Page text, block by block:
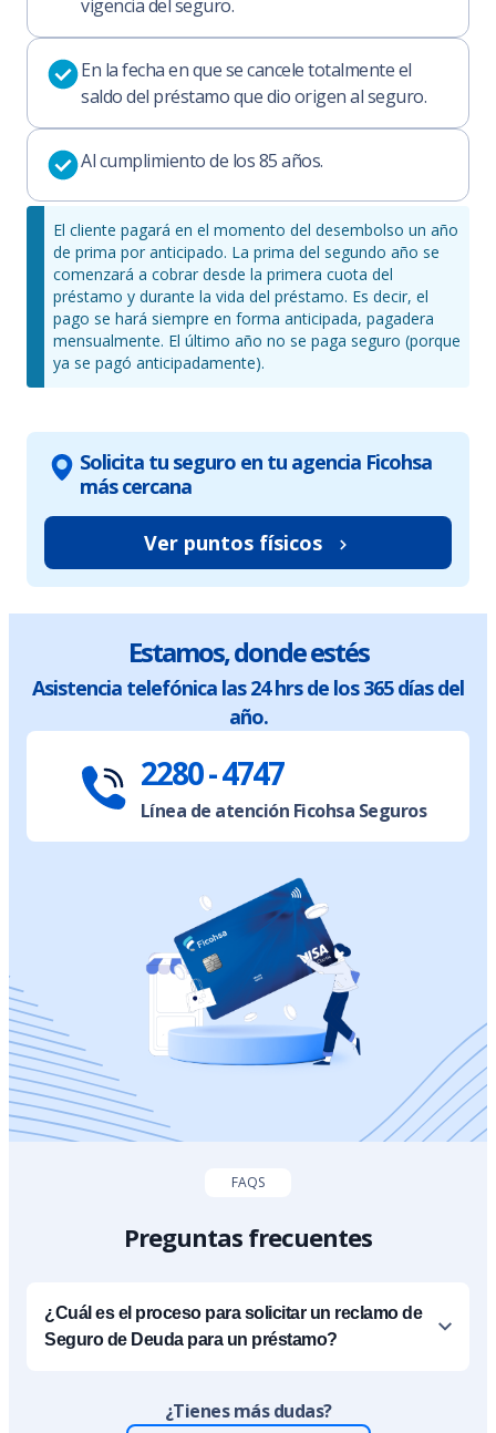
vigencia del seguro.
En la fecha en que se cancele totalmente el
saldo del préstamo que dio origen al seguro.
Al cumplimiento de los 85 años.
El cliente pagará en el momento del desembolso un año
de prima por anticipado. La prima del segundo año se
comenzará a cobrar desde la primera cuota del
préstamo y durante la vida del préstamo. Es decir, el
pago se hará siempre en forma anticipada, pagadera
mensualmente. El último año no se paga seguro (porque
ya se pagó anticipadamente).
Solicita tu seguro en tu agencia Ficohsa
más cercana
Ver puntos físicos
Estamos, donde estés
Asistencia telefónica las 24 hrs de los 365 días del
año.
2280 - 4747
Línea de atención Ficohsa Seguros
FAQS
Preguntas frecuentes
¿Cuál es el proceso para solicitar un reclamo de
Seguro de Deuda para un préstamo?
¿Tienes más dudas?